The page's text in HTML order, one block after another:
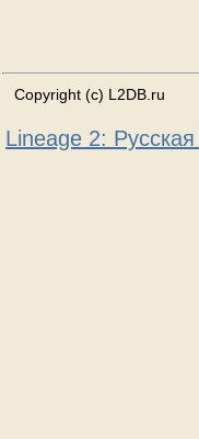
Copyright (c) L2DB.ru
Lineage 2: